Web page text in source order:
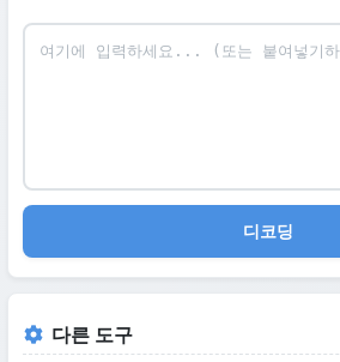
디코딩
다른 도구